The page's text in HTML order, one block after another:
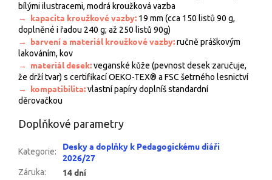
bílými ilustracemi, modrá kroužková vazba
→ kapacita kroužkové vazby: 19 mm (cca 150 listů 90 g,
doplněné i řadou 240 g; až 250 listů 90g)
→ barvení a materiál kroužkové vazby:ručně práškovým
lakováním, kov
→ materiál desek:veganské kůže (pevnost desek zaručuje,
že drží tvar) s certifikací OEKO-TEX® a FSC šetrného lesnictví
→ kompatibilita:vlastní papíry doplníš standardní
děrovačkou
Doplňkové parametry
Kategorie:
Desky a doplňky k Pedagogickému diáři
2026/27
Záruka: 14 dní